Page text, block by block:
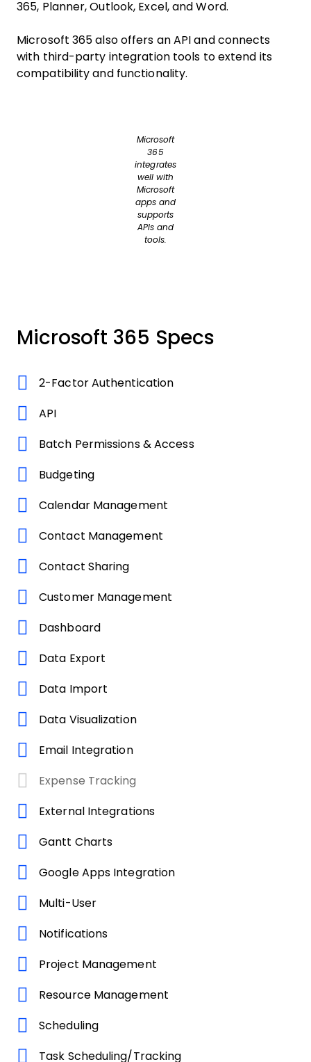
365, Planner, Outlook, Excel, and Word.
Microsoft 365 also offers an API and connects
with third-party integration tools to extend its
compatibility and functionality.
Microsoft
365
integrates
well with
Microsoft
apps and
supports
APIs and
tools.
Microsoft 365 Specs
2-Factor Authentication
API
Batch Permissions & Access
Budgeting
Calendar Management
Contact Management
Contact Sharing
Customer Management
Dashboard
Data Export
Data Import
Data Visualization
Email Integration
Expense Tracking
External Integrations
Gantt Charts
Google Apps Integration
Multi-User
Notifications
Project Management
Resource Management
Scheduling
Task Scheduling/Tracking